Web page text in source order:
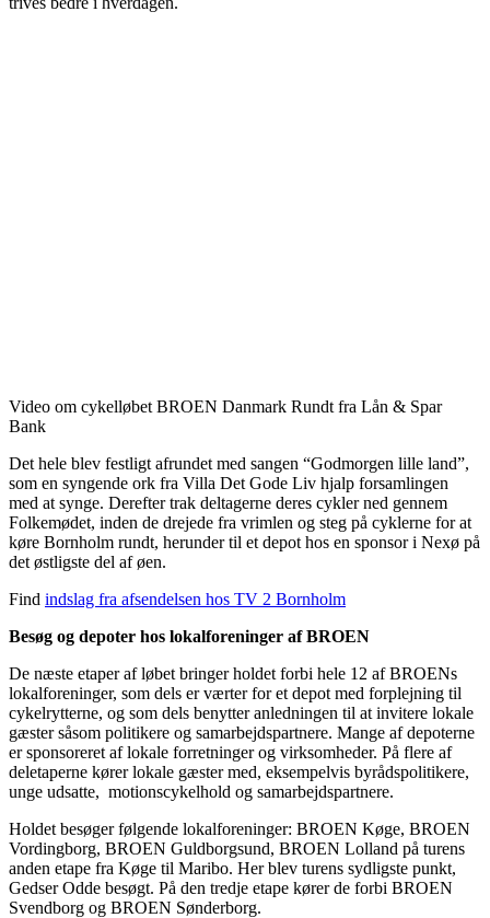
Video om cykelløbet BROEN Danmark Rundt fra Lån & Spar
Bank
Det hele blev festligt afrundet med sangen “Godmorgen lille land”,
som en syngende ork fra Villa Det Gode Liv hjalp forsamlingen
med at synge. Derefter trak deltagerne deres cykler ned gennem
Folkemødet, inden de drejede fra vrimlen og steg på cyklerne for at
køre Bornholm rundt, herunder til et depot hos en sponsor i Nexø på
det østligste del af øen.
Find indslag fra afsendelsen hos TV 2 Bornholm
Besøg og depoter hos lokalforeninger af BROEN
De næste etaper af løbet bringer holdet forbi hele 12 af BROENs
lokalforeninger, som dels er værter for et depot med forplejning til
cykelrytterne, og som dels benytter anledningen til at invitere lokale
gæster såsom politikere og samarbejdspartnere. Mange af depoterne
er sponsoreret af lokale forretninger og virksomheder. På flere af
deletaperne kører lokale gæster med, eksempelvis byrådspolitikere,
unge udsatte, motionscykelhold og samarbejdspartnere.
Holdet besøger følgende lokalforeninger: BROEN Køge, BROEN
Vordingborg, BROEN Guldborgsund, BROEN Lolland på turens
anden etape fra Køge til Maribo. Her blev turens sydligste punkt,
Gedser Odde besøgt. På den tredje etape kører de forbi BROEN
Svendborg og BROEN Sønderborg.